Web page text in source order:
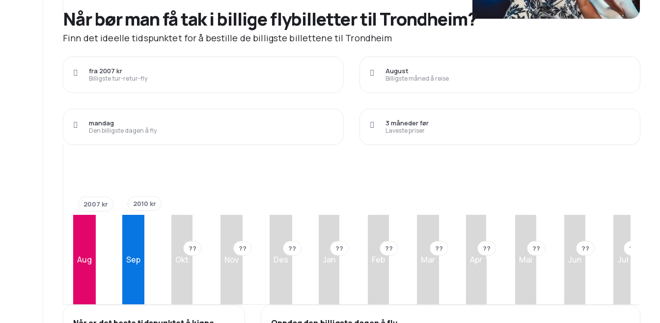
Når bør man få tak i billige flybilletter til Trondheim?
Finn det ideelle tidspunktet for å bestille de billigste billettene til Trondheim
Billigste tur-retur-fly
fra 2007 kr
Billigste måned å reise
August
Den billigste dagen å fly
mandag
Laveste priser
3 måneder før
Aug
2007 kr
Sep
2010 kr
Okt
??
Nov
??
Des
??
Jan
??
Feb
??
Mar
??
Apr
??
Mai
??
Jun
??
Jul
??